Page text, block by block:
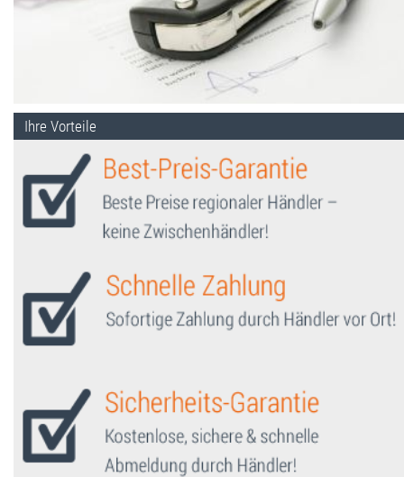
Ihre Vorteile